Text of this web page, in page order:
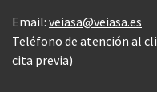
Email: veiasa@veiasa.es
Teléfono de atención al
cita previa)